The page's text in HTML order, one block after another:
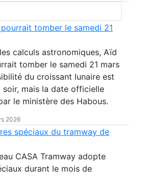
tomber le samedi 21
calculs astronomiques, Aïd
tomber le samedi 21 mars
du croissant lunaire est
soir, mais la date officielle
le ministère des Habous.
2026
spéciaux du tramway de
CASA Tramway adopte
durant le mois de